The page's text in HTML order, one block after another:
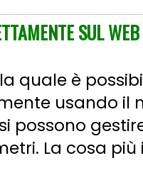
SUL WEB
quale è
usando il
possono
La cosa più